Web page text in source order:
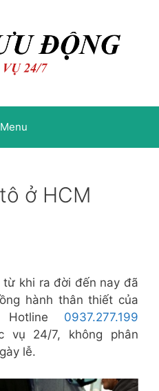
Menu
ở HCM
khi ra đời đến nay đã
hành thân thiết của
0937.277.199
vụ 24/7, không phân
lễ.